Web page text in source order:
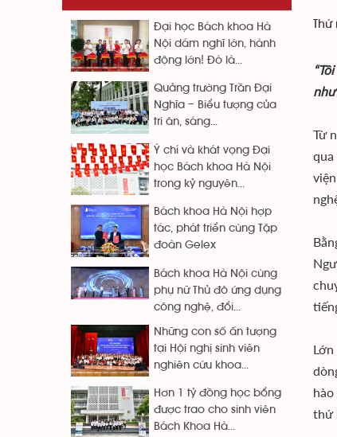
Từ
qua
thứ
Đại học Bách khoa Hà
Nội dám nghĩ lớn, hành
động lớn! Đó là...
Quảng trường Trần Đại
Nghĩa – Biểu tượng của
tri ân, sáng...
Ý chí và khát vọng Đại
học Bách khoa Hà Nội
trong kỷ nguyên...
Bách khoa Hà Nội hợp
tác, phát triển cùng Tập
đoàn Gelex
Bách khoa Hà Nội cùng
phụ nữ Thủ đô ứng dụng
công nghệ, đổi...
Những con số ấn tượng
tại Hội nghị sinh viên
nghiên cứu khoa...
Hơn 1 tỷ đồng học bổng
được trao cho sinh viên
Bách Khoa Hà...